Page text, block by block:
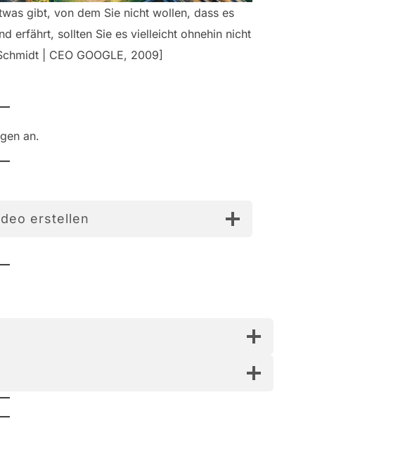
gibt, von dem Sie nicht wollen, dass es
erfährt, sollten Sie es vielleicht ohnehin nicht
| CEO GOOGLE, 2009]
an.
erstellen